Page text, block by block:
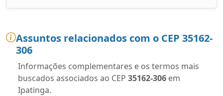
Assuntos relacionados com o CEP 35162-
306
Informações complementares e os termos mais
buscados associados ao CEP 35162-306 em
Ipatinga.